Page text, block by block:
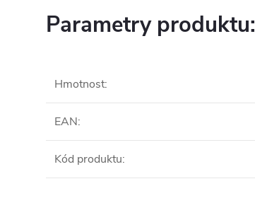
Parametry produktu:
Hmotnost:
EAN:
Kód produktu: